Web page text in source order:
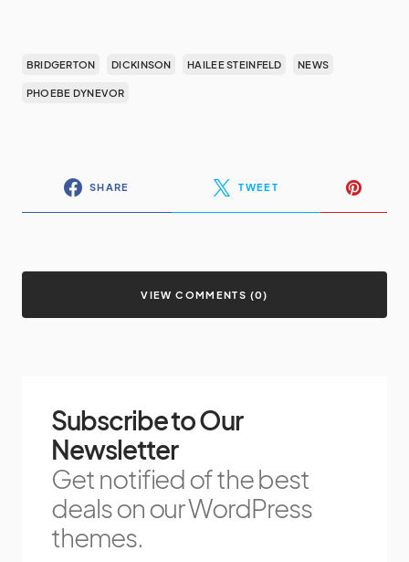
BRIDGERTON DICKINSON HAILEE STEINFELD NEWS
PHOEBE DYNEVOR
SHARE TWEET
VIEW COMMENTS (0)
Subscribe to Our
Newsletter
Get notified of the best
deals on our WordPress
themes.